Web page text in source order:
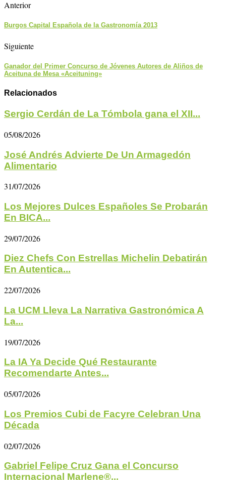
Anterior
Burgos Capital Española de la Gastronomía 2013
Siguiente
Ganador del Primer Concurso de Jóvenes Autores de Aliños de
Aceituna de Mesa «Aceituning»
Relacionados
Sergio Cerdán de La Tómbola gana el XII...
05/08/2026
José Andrés Advierte De Un Armagedón
Alimentario
31/07/2026
Los Mejores Dulces Españoles Se Probarán
En BICA...
29/07/2026
Diez Chefs Con Estrellas Michelin Debatirán
En Autentica...
22/07/2026
La UCM Lleva La Narrativa Gastronómica A
La...
19/07/2026
La IA Ya Decide Qué Restaurante
Recomendarte Antes...
05/07/2026
Los Premios Cubi de Facyre Celebran Una
Década
02/07/2026
Gabriel Felipe Cruz Gana el Concurso
Internacional Marlene®...